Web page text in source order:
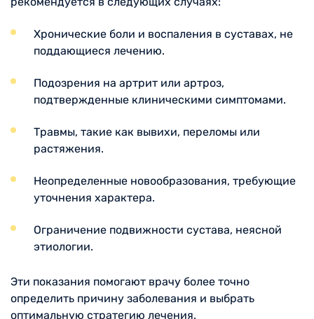
Хронические боли и воспаления в суставах, не
поддающиеся лечению.
Подозрения на артрит или артроз,
подтвержденные клиническими симптомами.
Травмы, такие как вывихи, переломы или
растяжения.
Неопределенные новообразования, требующие
уточнения характера.
Ограничение подвижности сустава, неясной
этиологии.
Эти показания помогают врачу более точно
определить причину заболевания и выбрать
оптимальную стратегию лечения.